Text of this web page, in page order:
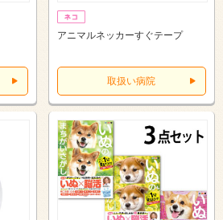
アニマルネッカーすぐテープ
取扱い病院